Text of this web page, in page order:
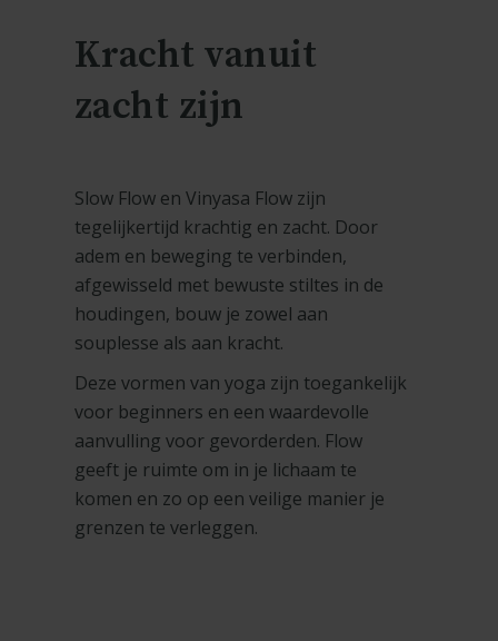
Kracht vanuit
zacht zijn
Slow Flow en Vinyasa Flow zijn
tegelijkertijd krachtig en zacht. Door
adem en beweging te verbinden,
afgewisseld met bewuste stiltes in de
houdingen, bouw je zowel aan
souplesse als aan kracht.
Deze vormen van yoga zijn toegankelijk
voor beginners en een waardevolle
aanvulling voor gevorderden. Flow
geeft je ruimte om in je lichaam te
komen en zo op een veilige manier je
grenzen te verleggen.